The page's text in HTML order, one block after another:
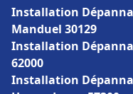
Installation
Manduel 30129
Installation
62000
Installation